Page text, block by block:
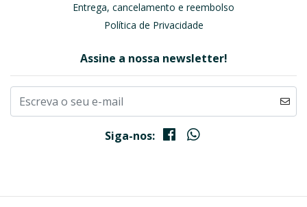
Entrega, cancelamento e reembolso
Política de Privacidade
Assine a nossa newsletter!
Siga-nos: